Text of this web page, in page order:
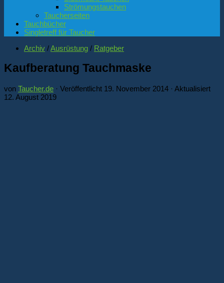
Strömungstauchen
Taucherseiten
Tauchbücher
Singletreff für Taucher
Archiv /Ausrüstung / Ratgeber
Kaufberatung Tauchmaske
von Taucher.de · Veröffentlicht 19. November 2014 · Aktualisiert
12. August 2019